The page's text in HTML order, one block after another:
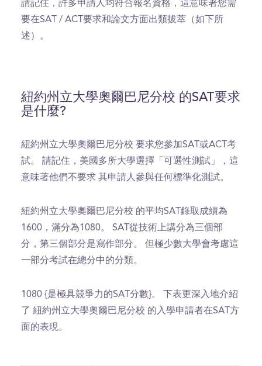
請記住，許多申請人均符合報名資格，這意味著您需
要在SAT / ACT要求和論文方面出類拔萃（如下所
述）。
紐約州立大學奧爾巴尼分校 的SAT要求
是什麼?
紐約州立大學奧爾巴尼分校 要求您參加SAT或ACT考
試。 請記住，美國多所大學選擇「可選性測試」，這
意味著他們不要求 其申請人參與任何標準化測試。
紐約州立大學奧爾巴尼分校 的平均SAT錄取成績為
1600，滿分為1080。 SAT從技術上講分為三個部
分，第三個部分是寫作部分。 但極少數大學會考慮這
一部分考試在總分中的分類。
1080 {是極具競爭力的SAT分數}。 下表更深入地介紹
了 紐約州立大學奧爾巴尼分校 的入學申請者在SAT方
面的表現。